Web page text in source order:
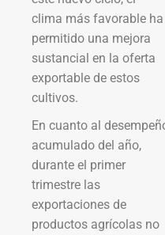
clima más favorable ha
permitido una mejora
sustancial en la oferta
exportable de estos
cultivos.
En cuanto al
acumulado del año,
durante el primer
trimestre las
exportaciones de
productos agrícolas no